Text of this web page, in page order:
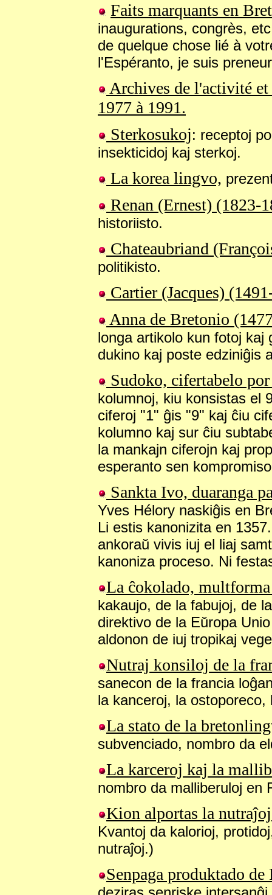
Faits marquants en
inaugurations, congrès,
de quelque chose lié à
l'Espéranto, je suis
Archives de l'activité
1977 à 1991.
Sterkosukoj: receptoj
insekticidoj kaj sterkoj.
La korea lingvo,
Renan (Ernest) (1823-
historiisto.
Chateaubriand
politikisto.
Cartier (Jacques)
Anna de Bretonio
longa artikolo kun fotoj kaj
dukino kaj poste edziniĝis
Sudoko, cifertabelo
kolumnoj, kiu konsistas el
ciferoj "1" ĝis "9" kaj ĉiu
kolumno kaj sur ĉiu
la mankajn ciferojn kaj
esperanto sen
Sankta Ivo, duaranga
Yves Hélory naskiĝis en
Li estis kanonizita en
ankoraŭ vivis iuj el liaj
kanoniza proceso. Ni
La ĉokolado,
kakaujo, de la fabujoj, de
direktivo de la Eŭropa
aldonon de iuj tropikaj
Nutraj konsiloj de la
sanecon de la francia
la kanceroj, la ostoporeco,
La stato de la
subvenciado, nombro da
La karceroj kaj la
nombro da malliberuloj en
Kion alportas la
Kvantoj da kalorioj,
nutraĵoj.)
Senpaga produktado